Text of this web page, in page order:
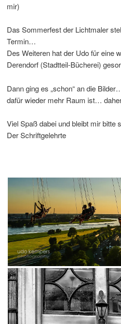
mir)
Das Sommerfest der Lichtmaler
Termin…
Des Weiteren hat der Udo für eine
Derendorf (Stadtteil-Bücherei)
Dann ging es „schon“ an die
dafür wieder mehr Raum ist…
Viel Spaß dabei und bleibt mir bitte
Der Schriftgelehrte